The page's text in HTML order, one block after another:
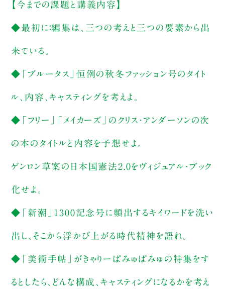
【今までの課題と講義内容】
◆最初に：編集は、三つの考えと三つの要素から出
来ている。
◆「ブルータス」恒例の秋冬ファッション号のタイト
ル、内容、キャスティングを考えよ。
◆「フリー」「メイカーズ」のクリス・アンダーソンの次
の本のタイトルと内容を予想せよ。
ゲンロン草案の日本国憲法2.0をヴィジュアル・ブック
化せよ。
◆「新潮」1300記念号に頻出するキイワードを洗い
出し、そこから浮かび上がる時代精神を語れ。
◆「美術手帖」がきゃりーぱみゅぱみゅの特集をす
るとしたら、どんな構成、キャスティングになるかを考え